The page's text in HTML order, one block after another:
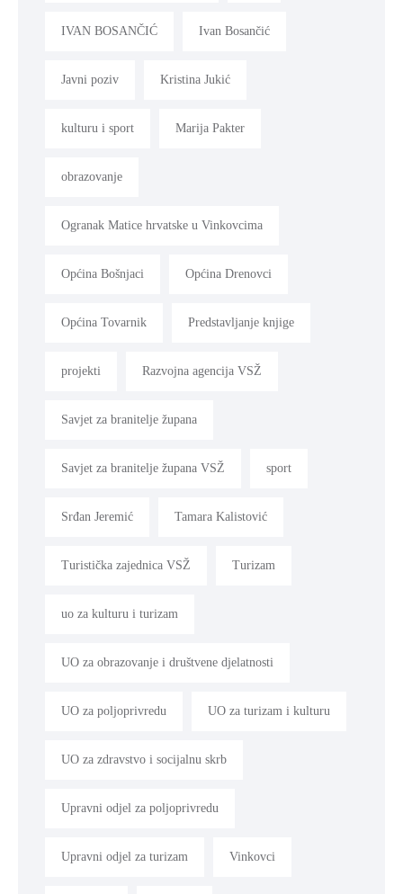
IVAN BOSANČIĆ Ivan Bosančić
Javni poziv Kristina Jukić
kulturu i sport Marija Pakter
obrazovanje
Ogranak Matice hrvatske u Vinkovcima
Općina Bošnjaci Općina Drenovci
Općina Tovarnik Predstavljanje knjige
projekti Razvojna agencija VSŽ
Savjet za branitelje župana
Savjet za branitelje župana VSŽ sport
Srđan Jeremić Tamara Kalistović
Turistička zajednica VSŽ Turizam
uo za kulturu i turizam
UO za obrazovanje i društvene djelatnosti
UO za poljoprivredu UO za turizam i kulturu
UO za zdravstvo i socijalnu skrb
Upravni odjel za poljoprivredu
Upravni odjel za turizam Vinkovci